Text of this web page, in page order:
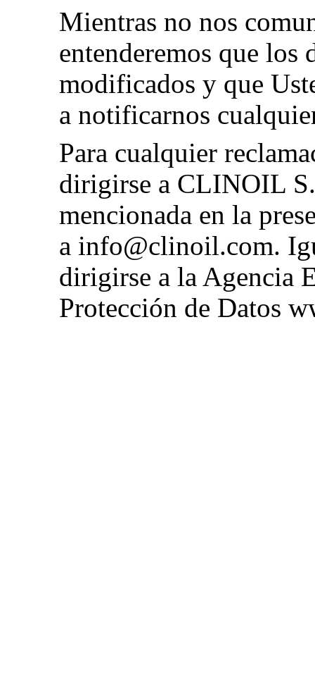
Mientras no nos
entenderemos que los
modificados y que
a notificarnos
Para cualquier
dirigirse a CLINOIL
mencionada en la
a info@clinoil.com.
dirigirse a la Agencia
Protección de Datos